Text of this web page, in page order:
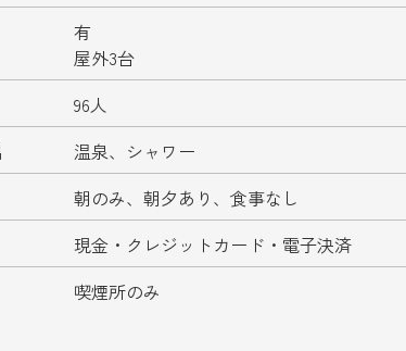
有
屋外3台
96人
温泉、シャワー
朝のみ、朝夕あり、食事なし
現金・クレジットカード・電子決済
喫煙所のみ